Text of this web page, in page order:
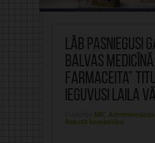
LĀB pasniegusi
balvas
farmaceita”
ieguvusi Laila
MIC Administrācija
Rakstīt komentāru